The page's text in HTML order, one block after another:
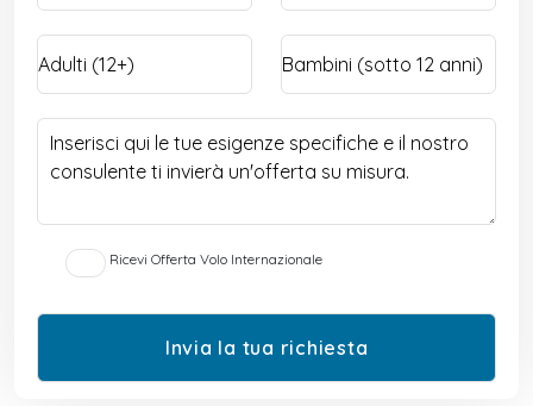
Ricevi Offerta Volo Internazionale